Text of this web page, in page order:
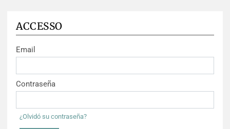
De los editores
Editoriales
Comentarios
Cartas a los editores
Estudios originales
Estudios cualitativos
Análisis
ACCESSO
Email
Contraseña
¿Olvidó su contraseña?